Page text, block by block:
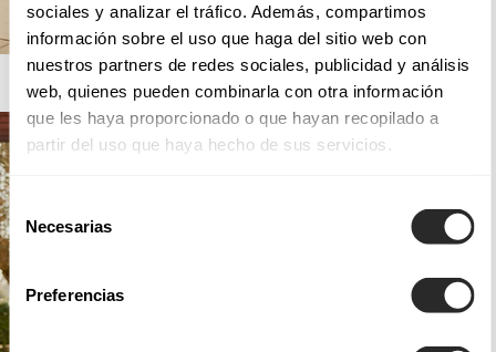
sociales y analizar el tráfico. Además, compartimos
información sobre el uso que haga del sitio web con
nuestros partners de redes sociales, publicidad y análisis
web, quienes pueden combinarla con otra información
que les haya proporcionado o que hayan recopilado a
partir del uso que haya hecho de sus servicios.
Selección
de
consentimiento
Necesarias
Preferencias
AIRE BARCELONA